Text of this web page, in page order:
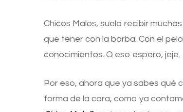
Chicos Malos, suelo recibir
que tener con la barba. Con el
conocimientos. O eso espero, jeje.
Por eso, ahora que ya sabes qué
forma de la cara, como ya